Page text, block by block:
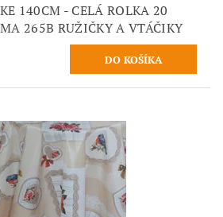
140CM - CELÁ ROLKA 20
265B RUŽIČKY A VTÁČIKY